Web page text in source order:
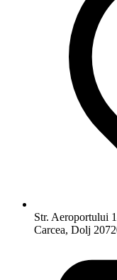
Str. Aeroportului
Carcea, Dolj